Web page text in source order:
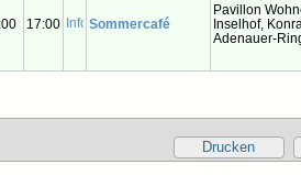
17:00 Sommercafé
Pavillon
Inselhof,
Adenauer-
Drucken